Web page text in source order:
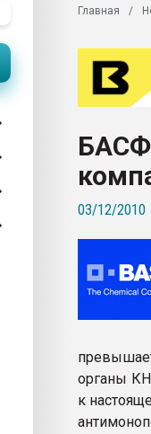
Материал
Продам отходы
поликарбоната и
Armaloy PC/ABS-1IM
Профильная
покупка, обмен
Главная
03/12/2010
органы
к